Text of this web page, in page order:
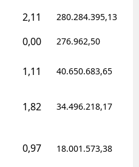
2,11 280.284.395,13
0,00 276.962,50
1,11 40.650.683,65
1,82 34.496.218,17
0,97 18.001.573,38